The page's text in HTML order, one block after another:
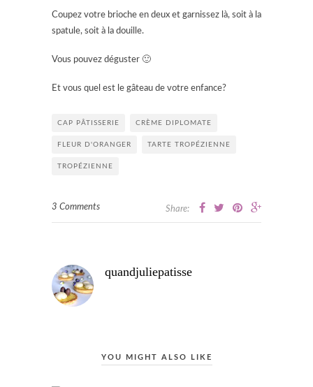
Coupez votre brioche en deux et garnissez là, soit à la
spatule, soit à la douille.
Vous pouvez déguster 🙂
Et vous quel est le gâteau de votre enfance?
CAP PÂTISSERIE CRÈME DIPLOMATE
FLEUR D'ORANGER TARTE TROPÉZIENNE
TROPÉZIENNE
3 Comments Share:
quandjuliepatisse
YOU MIGHT ALSO LIKE